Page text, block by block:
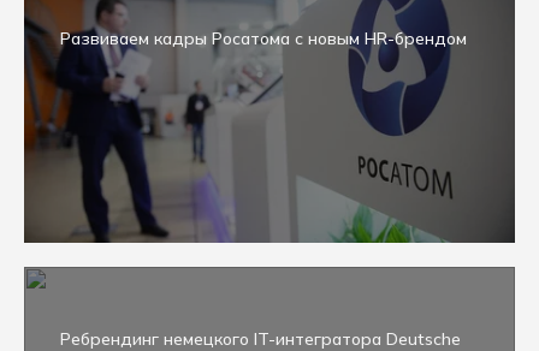
Развиваем кадры Росатома с новым HR-брендом
Ребрендинг немецкого IT-интегратора Deutsche